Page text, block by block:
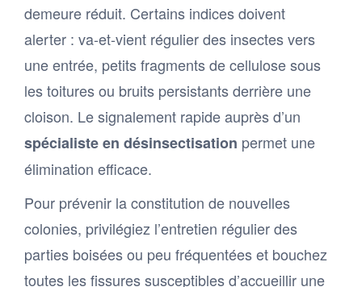
demeure réduit. Certains indices doivent
alerter : va-et-vient régulier des insectes vers
une entrée, petits fragments de cellulose sous
les toitures ou bruits persistants derrière une
cloison. Le signalement rapide auprès d’un
spécialiste en désinsectisation permet une
élimination efficace.
Pour prévenir la constitution de nouvelles
colonies, privilégiez l’entretien régulier des
parties boisées ou peu fréquentées et bouchez
toutes les fissures susceptibles d’accueillir une